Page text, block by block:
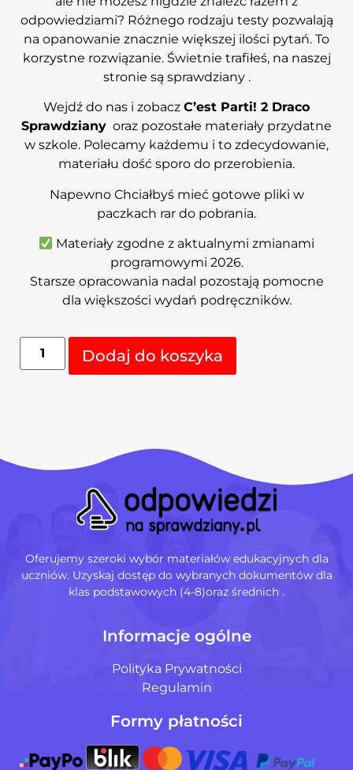
odpowiedziami? Różnego rodzaju testy pozwalają
na opanowanie znacznie większej ilości pytań. To
korzystne rozwiązanie. Świetnie trafiłeś, na naszej
stronie są sprawdziany .
Wejdź do nas i zobacz C’est Parti! 2 Draco
Sprawdziany oraz pozostałe materiały przydatne
w szkole. Polecamy każdemu i to zdecydowanie,
materiału dość sporo do przerobienia.
Napewno Chciałbyś mieć gotowe pliki w
paczkach rar do pobrania.
Materiały zgodne z aktualnymi zmianami
programowymi 2026.
Starsze opracowania nadal pozostają pomocne
dla większości wydań podręczników.
Dodaj do koszyka
Oferujemy szeroki wybór materiałów edukacyjnych dla
uczniów. Uzyskaj dostęp do wybranych dokumentów dla
klas podstawowych (4-8)oraz średnich .
Informacje ogólne
Polityka Prywatności
Regulamin
Formy płatności